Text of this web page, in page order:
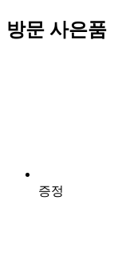
방문 사은품
증정